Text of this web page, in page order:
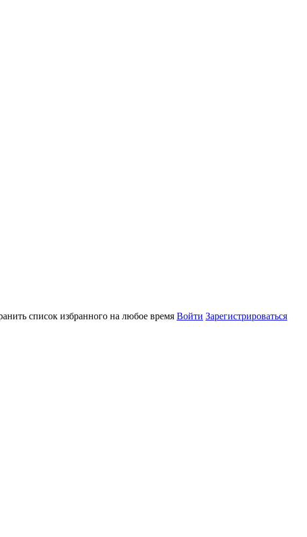
список избранного на любое время Войти Зарегистрироваться